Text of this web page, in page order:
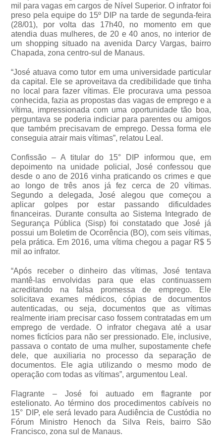
mil para vagas em cargos de Nível Superior. O infrator foi
preso pela equipe do 15º DIP na tarde de segunda-feira
(28/01), por volta das 17h40, no momento em que
atendia duas mulheres, de 20 e 40 anos, no interior de
um shopping situado na avenida Darcy Vargas, bairro
Chapada, zona centro-sul de Manaus.
“José atuava como tutor em uma universidade particular
da capital. Ele se aproveitava da credibilidade que tinha
no local para fazer vítimas. Ele procurava uma pessoa
conhecida, fazia as propostas das vagas de emprego e a
vítima, impressionada com uma oportunidade tão boa,
perguntava se poderia indiciar para parentes ou amigos
que também precisavam de emprego. Dessa forma ele
conseguia atrair mais vítimas”, relatou Leal.
Confissão – A titular do 15° DIP informou que, em
depoimento na unidade policial, José confessou que
desde o ano de 2016 vinha praticando os crimes e que
ao longo de três anos já fez cerca de 20 vítimas.
Segundo a delegada, José alegou que começou a
aplicar golpes por estar passando dificuldades
financeiras. Durante consulta ao Sistema Integrado de
Segurança Pública (Sisp) foi constatado que José já
possui um Boletim de Ocorrência (BO), com seis vítimas,
pela prática. Em 2016, uma vítima chegou a pagar R$ 5
mil ao infrator.
“Após receber o dinheiro das vítimas, José tentava
mantê-las envolvidas para que elas continuassem
acreditando na falsa promessa de emprego. Ele
solicitava exames médicos, cópias de documentos
autenticadas, ou seja, documentos que as vítimas
realmente iriam precisar caso fossem contratadas em um
emprego de verdade. O infrator chegava até a usar
nomes fictícios para não ser pressionado. Ele, inclusive,
passava o contato de uma mulher, supostamente chefe
dele, que auxiliaria no processo da separação de
documentos. Ele agia utilizando o mesmo modo de
operação com todas as vítimas”, argumentou Leal.
Flagrante – José foi autuado em flagrante por
estelionato. Ao término dos procedimentos cabíveis no
15° DIP, ele será levado para Audiência de Custódia no
Fórum Ministro Henoch da Silva Reis, bairro São
Francisco, zona sul de Manaus.